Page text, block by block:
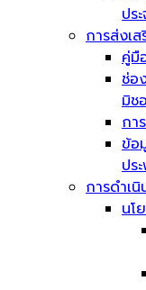
ปร
การส่งเส
คู่มื
ช่อ
มิช
กา
ข้อ
ปร
การดำเ
นโ